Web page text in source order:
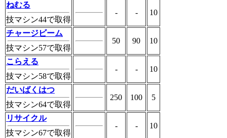
ねむる
技マシン44で取得
- - 10
チャージビーム
技マシン57で取得
50 90 10
こらえる
技マシン58で取得
- - 10
だいばくはつ
技マシン64で取得
250 100 5
リサイクル
技マシン67で取得
- - 10